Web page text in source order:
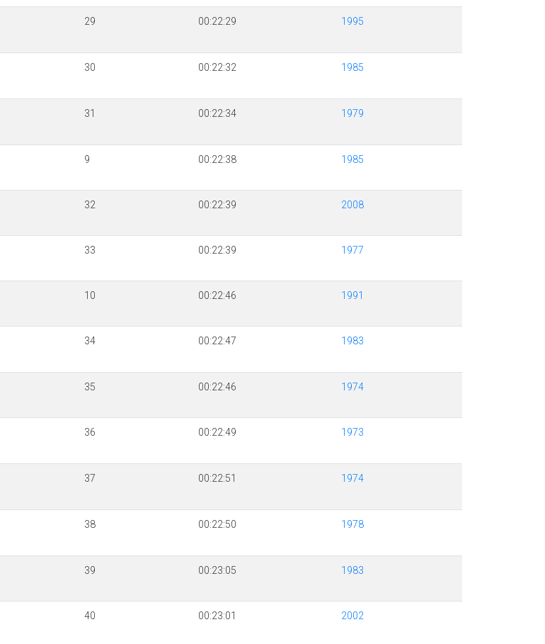
29 00:22:29 1995
30 00:22:32 1985
31 00:22:34 1979
9 00:22:38 1985
32 00:22:39 2008
33 00:22:39 1977
10 00:22:46 1991
34 00:22:47 1983
35 00:22:46 1974
36 00:22:49 1973
37 00:22:51 1974
38 00:22:50 1978
39 00:23:05 1983
40 00:23:01 2002